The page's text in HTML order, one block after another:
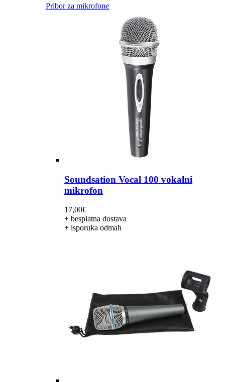
Pribor za mikrofone
Soundsation Vocal 100 vokalni
mikrofon
17,00€
+ besplatna dostava
+ isporuka odmah